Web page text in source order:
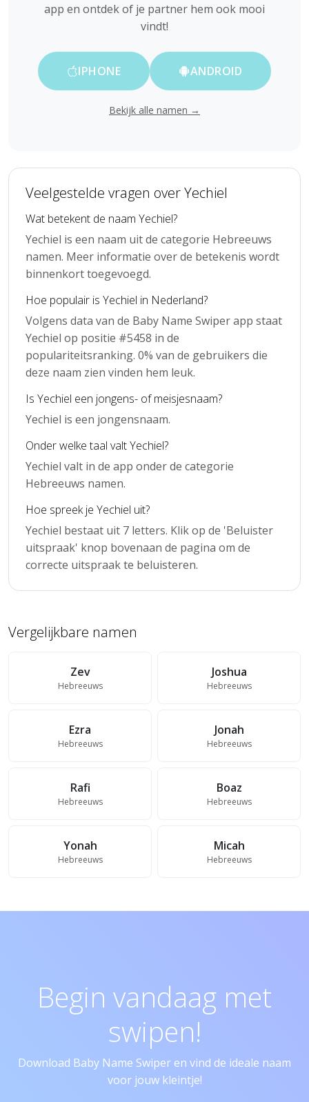
app en ontdek of je partner hem ook mooi
vindt!
IPHONE ANDROID
Bekijk alle namen →
Veelgestelde vragen over Yechiel
Wat betekent de naam Yechiel?
Yechiel is een naam uit de categorie Hebreeuws
namen. Meer informatie over de betekenis wordt
binnenkort toegevoegd.
Hoe populair is Yechiel in Nederland?
Volgens data van de Baby Name Swiper app staat
Yechiel op positie #5458 in de
populariteitsranking. 0% van de gebruikers die
deze naam zien vinden hem leuk.
Is Yechiel een jongens- of meisjesnaam?
Yechiel is een jongensnaam.
Onder welke taal valt Yechiel?
Yechiel valt in de app onder de categorie
Hebreeuws namen.
Hoe spreek je Yechiel uit?
Yechiel bestaat uit 7 letters. Klik op de 'Beluister
uitspraak' knop bovenaan de pagina om de
correcte uitspraak te beluisteren.
Vergelijkbare namen
Zev
Hebreeuws
Joshua
Hebreeuws
Ezra
Hebreeuws
Jonah
Hebreeuws
Rafi
Hebreeuws
Boaz
Hebreeuws
Yonah
Hebreeuws
Micah
Hebreeuws
Begin vandaag met
swipen!
Download Baby Name Swiper en vind de ideale naam
voor jouw kleintje!